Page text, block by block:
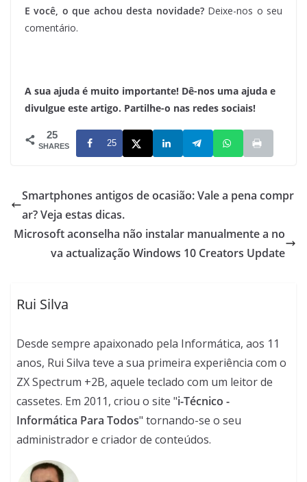
E você, o que achou desta novidade? Deixe-nos o seu
comentário.
A sua ajuda é muito importante! Dê-nos uma ajuda e
divulgue este artigo. Partilhe-o nas redes sociais!
25
SHARES 25
Smartphones antigos de ocasião: Vale a pena compr
ar? Veja estas dicas.
Microsoft aconselha não instalar manualmente a no
va actualização Windows 10 Creators Update
Rui Silva
Desde sempre apaixonado pela Informática, aos 11
anos, Rui Silva teve a sua primeira experiência com o
ZX Spectrum +2B, aquele teclado com um leitor de
cassetes. Em 2011, criou o site "i-Técnico -
Informática Para Todos" tornando-se o seu
administrador e criador de conteúdos.